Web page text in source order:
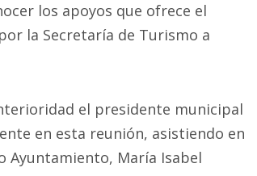
los apoyos que ofrece el
la Secretaría de Turismo a
el presidente municipal
en esta reunión, asistiendo en
Ayuntamiento, María Isabel